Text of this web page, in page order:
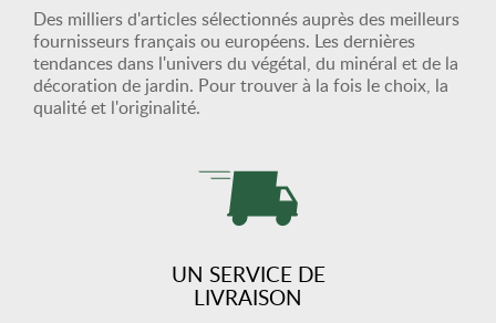
Des milliers d'articles sélectionnés auprès des meilleurs
fournisseurs français ou européens. Les dernières
tendances dans l'univers du végétal, du minéral et de la
décoration de jardin. Pour trouver à la fois le choix, la
qualité et l'originalité.
UN SERVICE DE
LIVRAISON